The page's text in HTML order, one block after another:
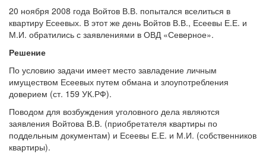
20 ноября 2008 года Войтов В.В. попытался вселиться в
квартиру Есеевых. В этот же день Войтов В.В., Есеевы Е.Е. и
М.И. обратились с заявлениями в ОВД «Северное».
Решение
По условию задачи имеет место завладение личным
имуществом Есеевых путем обмана и злоупотребления
доверием (ст. 159 УК.РФ).
Поводом для возбуждения уголовного дела являются
заявления Войтова В.В. (приобретателя квартиры по
поддельным документам) и Есеевы Е.Е. и М.И. (собственников
квартиры).